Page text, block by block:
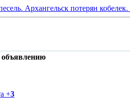
Архангельск потерян
объявлению
+3